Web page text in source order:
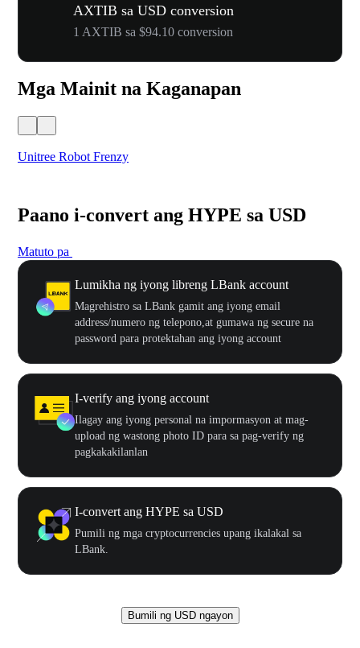
AXTIB sa USD conversion
1 AXTIB sa $94.10 conversion
Mga Mainit na Kaganapan
Unitree Robot Frenzy
Paano i-convert ang HYPE sa USD
Matuto pa
Lumikha ng iyong libreng LBank account
Magrehistro sa LBank gamit ang iyong email
address/numero ng telepono,at gumawa ng secure na
password para protektahan ang iyong account
I-verify ang iyong account
Ilagay ang iyong personal na impormasyon at mag-
upload ng wastong photo ID para sa pag-verify ng
pagkakakilanlan
I-convert ang HYPE sa USD
Pumili ng mga cryptocurrencies upang ikalakal sa
LBank.
Bumili ng USD ngayon